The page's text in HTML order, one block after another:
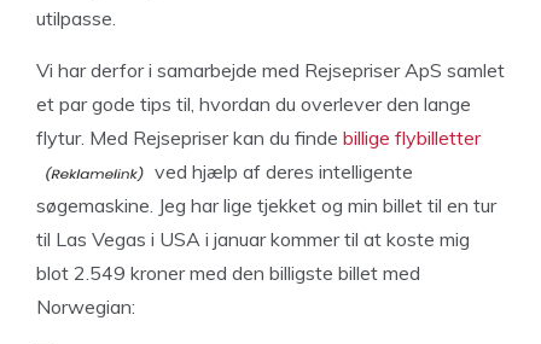
utilpasse.
Vi har derfor i samarbejde med Rejsepriser ApS samlet
et par gode tips til, hvordan du overlever den lange
flytur. Med Rejsepriser kan du finde billige flybilletter
ved hjælp af deres intelligente
søgemaskine. Jeg har lige tjekket og min billet til en tur
til Las Vegas i USA i januar kommer til at koste mig
blot 2.549 kroner med den billigste billet med
Norwegian: